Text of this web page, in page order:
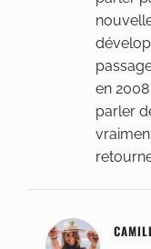
en
parler